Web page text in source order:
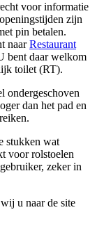
voor informatie
zijn
pin betalen.
naarRestaurant
bent daar welkom
toilet (RT).
ondergeschoven
dan het pad en
stukken wat
voor rolstoelen
zeker in
u naar de site